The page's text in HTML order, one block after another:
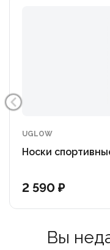
UGLOW
Носки
2 590 ₽
Вы